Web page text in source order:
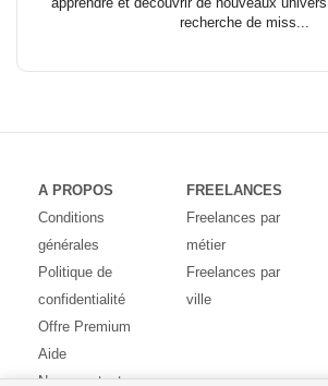
recherche de miss...
A PROPOS
Conditions
générales
Politique de
confidentialité
Offre Premium
Aide
Nous contacter
FREELANCES
Freelances par
métier
Freelances par
ville